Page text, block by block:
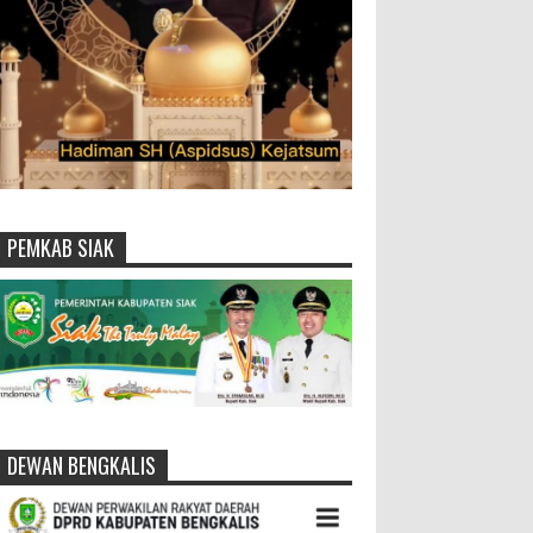
PEMKAB SIAK
DEWAN BENGKALIS